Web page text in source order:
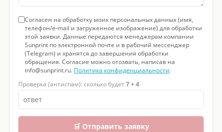
Согласен на обработку моих персональных данных (имя,
телефон/e-mail и загруженное изображение) для обработки
этой заявки. Данные передаются менеджерам компании
Sunprint по электронной почте и в рабочий мессенджер
(Telegram) и хранятся до завершения обработки
обращения. Согласие можно отозвать, написав на
info@sunprint.ru. Политика конфиденциальности.
Проверка (антиспам): сколько будет7 + 4
🛒 Отправить заявку